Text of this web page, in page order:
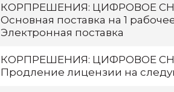
КОРПРЕШЕНИЯ: ЦИФРОВОЕ
Основная поставка на 1
Электронная поставка
КОРПРЕШЕНИЯ: ЦИФРОВОЕ
Продление лицензии на